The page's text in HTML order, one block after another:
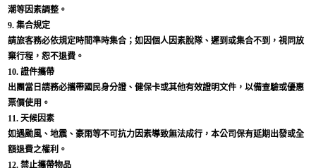
潮等因素調整。
9. 集合規定
請旅客務必依規定時間準時集合；如因個人因素脫隊、遲到或集合不到，視同放
棄行程，恕不退費。
10. 證件攜帶
出團當日請務必攜帶國民身分證、健保卡或其他有效證明文件，以備查驗或優惠
票價使用。
11. 天候因素
如遇颱風、地震、豪雨等不可抗力因素導致無法成行，本公司保有延期出發或全
額退費之權利。
12. 禁止攜帶物品